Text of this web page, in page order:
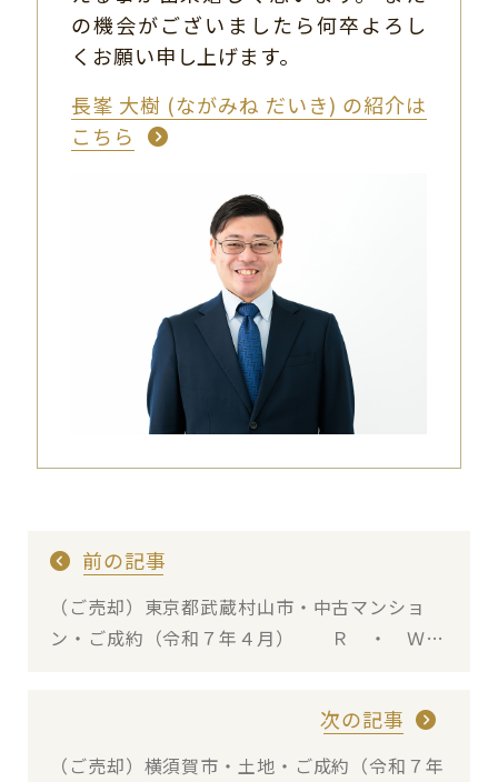
の機会がございましたら何卒よろし
くお願い申し上げます。
長峯 大樹 (ながみね だいき) の紹介は
こちら
前の記事
（ご売却）東京都武蔵村山市・中古マンショ
ン・ご成約（令和７年４月） Ｒ ・ Ｗ
次の記事
（ご売却）横須賀市・土地・ご成約（令和７年